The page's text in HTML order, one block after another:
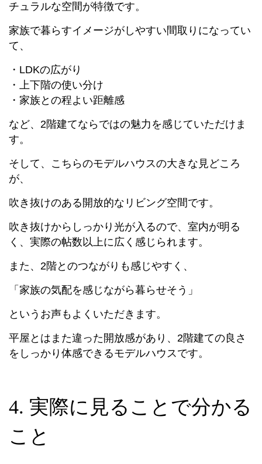
チュラルな空間が特徴です。
家族で暮らすイメージがしやすい間取りになってい
て、
・LDKの広がり
・上下階の使い分け
・家族との程よい距離感
など、2階建てならではの魅力を感じていただけま
す。
そして、こちらのモデルハウスの大きな見どころ
が、
吹き抜けのある開放的なリビング空間です。
吹き抜けからしっかり光が入るので、室内が明る
く、実際の帖数以上に広く感じられます。
また、2階とのつながりも感じやすく、
「家族の気配を感じながら暮らせそう」
というお声もよくいただきます。
平屋とはまた違った開放感があり、2階建ての良さ
をしっかり体感できるモデルハウスです。
4. 実際に見ることで分かる
こと